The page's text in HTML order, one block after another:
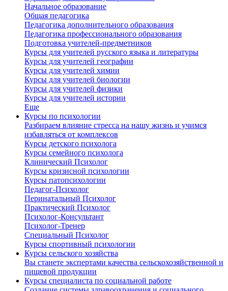
Начальное образование
Общая педагогика
Педагогика дополнительного образования
Педагогика профессионального образования
Подготовка учителей-предметников
Курсы для учителей русского языка и литературы
Курсы для учителей географии
Курсы для учителей химии
Курсы для учителей биологии
Курсы для учителей физики
Курсы для учителей истории
Еще
Курсы по психологии
Разбираем влияние стресса на нашу жизнь и учимся
избавляться от комплексов
Курсы детского психолога
Курсы семейного психолога
Клинический Психолог
Курсы кризисной психологии
Курсы патопсихологии
Педагог-Психолог
Перинатальный Психолог
Практический Психолог
Психолог-Консультант
Психолог-Тренер
Специальный Психолог
Курсы спортивный психологии
Курсы сельского хозяйства
Вы станете экспертами качества сельскохозяйственной и
пищевой продукции
Курсы специалиста по социальной работе